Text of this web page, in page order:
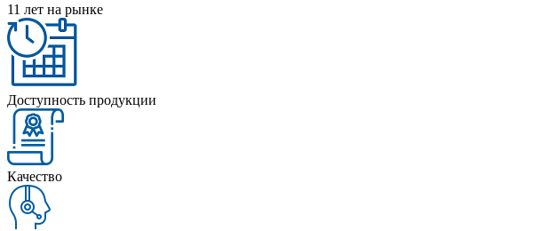
11 лет на рынке
Доступность продукции
Качество